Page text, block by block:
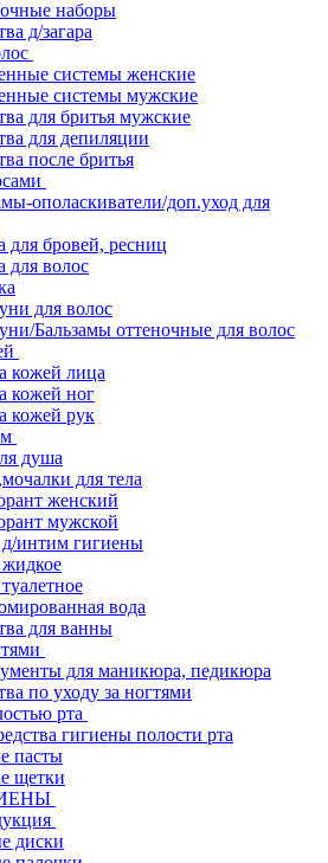
наборы
д/загара
системы женские
системы мужские
для бритья мужские
для депиляции
после бритья
ополаскиватели/доп.уход для
для бровей, ресниц
для волос
для волос
Бальзамы оттеночные для волос
кожей лица
кожей ног
кожей рук
душа
для тела
женский
мужской
интим гигиены
вода
для ванны
для маникюра, педикюра
по уходу за ногтями
рта
гигиены полости рта
пасты
щетки
диски